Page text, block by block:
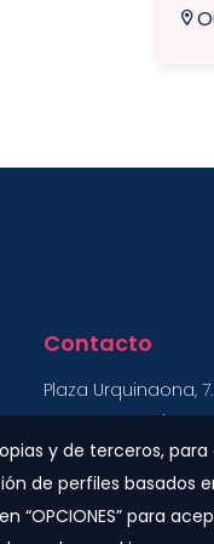
y de terceros,
de perfiles basados
en “OPCIONES”
Contacto
Plaza Urquinaona, 7.
08010 - Barcelona
info@rs-jobs.com
900 877 735 / 930